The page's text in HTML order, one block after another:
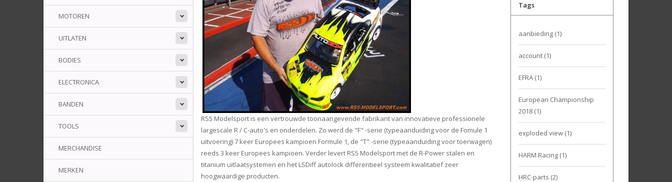
MOTOREN
UITLATEN
BODIES
ELECTRONICA
BANDEN
TOOLS
MERCHANDISE
MERKEN
RS5 Modelsport is een vertrouwde toonaangevende fabrikant van innovatieve professionele
largescale R / C-auto's en onderdelen. Zo werd de "F" -serie (typeaanduiding voor de Fomule 1
uitvoering) 7 keer Europees kampioen Formule 1, de "T" -serie (typeaanduiding voor toerwagen)
reeds 3 keer Europees kampioen. Verder levert RS5 Modelsport met de R-Power stalen en
titanium uitlaatsystemen en het LSDiff autolock differentieel systeem kwalitatief zeer
hoogwaardige producten.
Tags
aanbieding (1)
account (1)
EFRA (1)
European Championship
2018 (1)
exploded view (1)
HARM Racing (1)
HRC-parts (2)